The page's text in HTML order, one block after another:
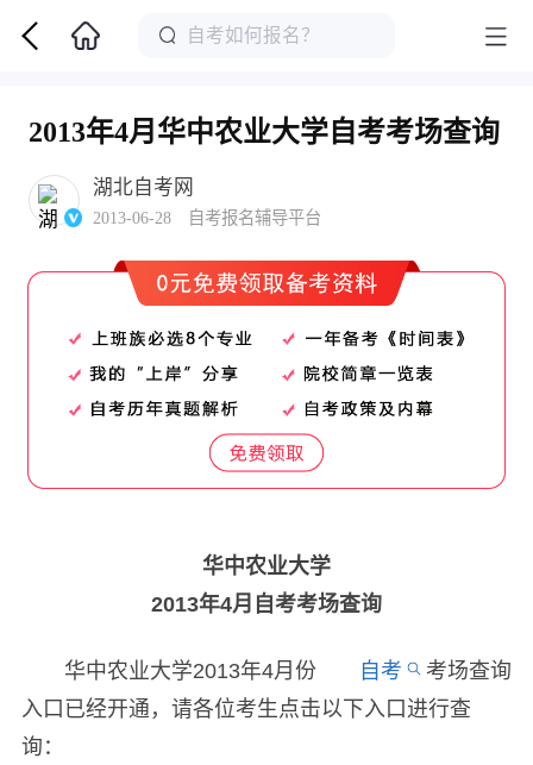
2013年4月华中农业大学自考考场查询
湖北自考网
2013-06-28 自考报名辅导平台
华中农业大学
2013年4月自考考场查询
华中农业大学2013年4月份 自考
考场查询
入口已经开通，请各位考生点击以下入口进行查
询：